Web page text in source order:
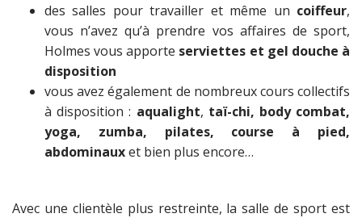
des salles pour travailler et même un coiffeur,
vous n’avez qu’à prendre vos affaires de sport,
Holmes vous apporte serviettes et gel douche à
disposition
vous avez également de nombreux cours collectifs
à disposition : aqualight, taï-chi, body combat,
yoga, zumba, pilates, course à pied,
abdominauxet bien plus encore…
Avec une clientèle plus restreinte, la salle de sport est